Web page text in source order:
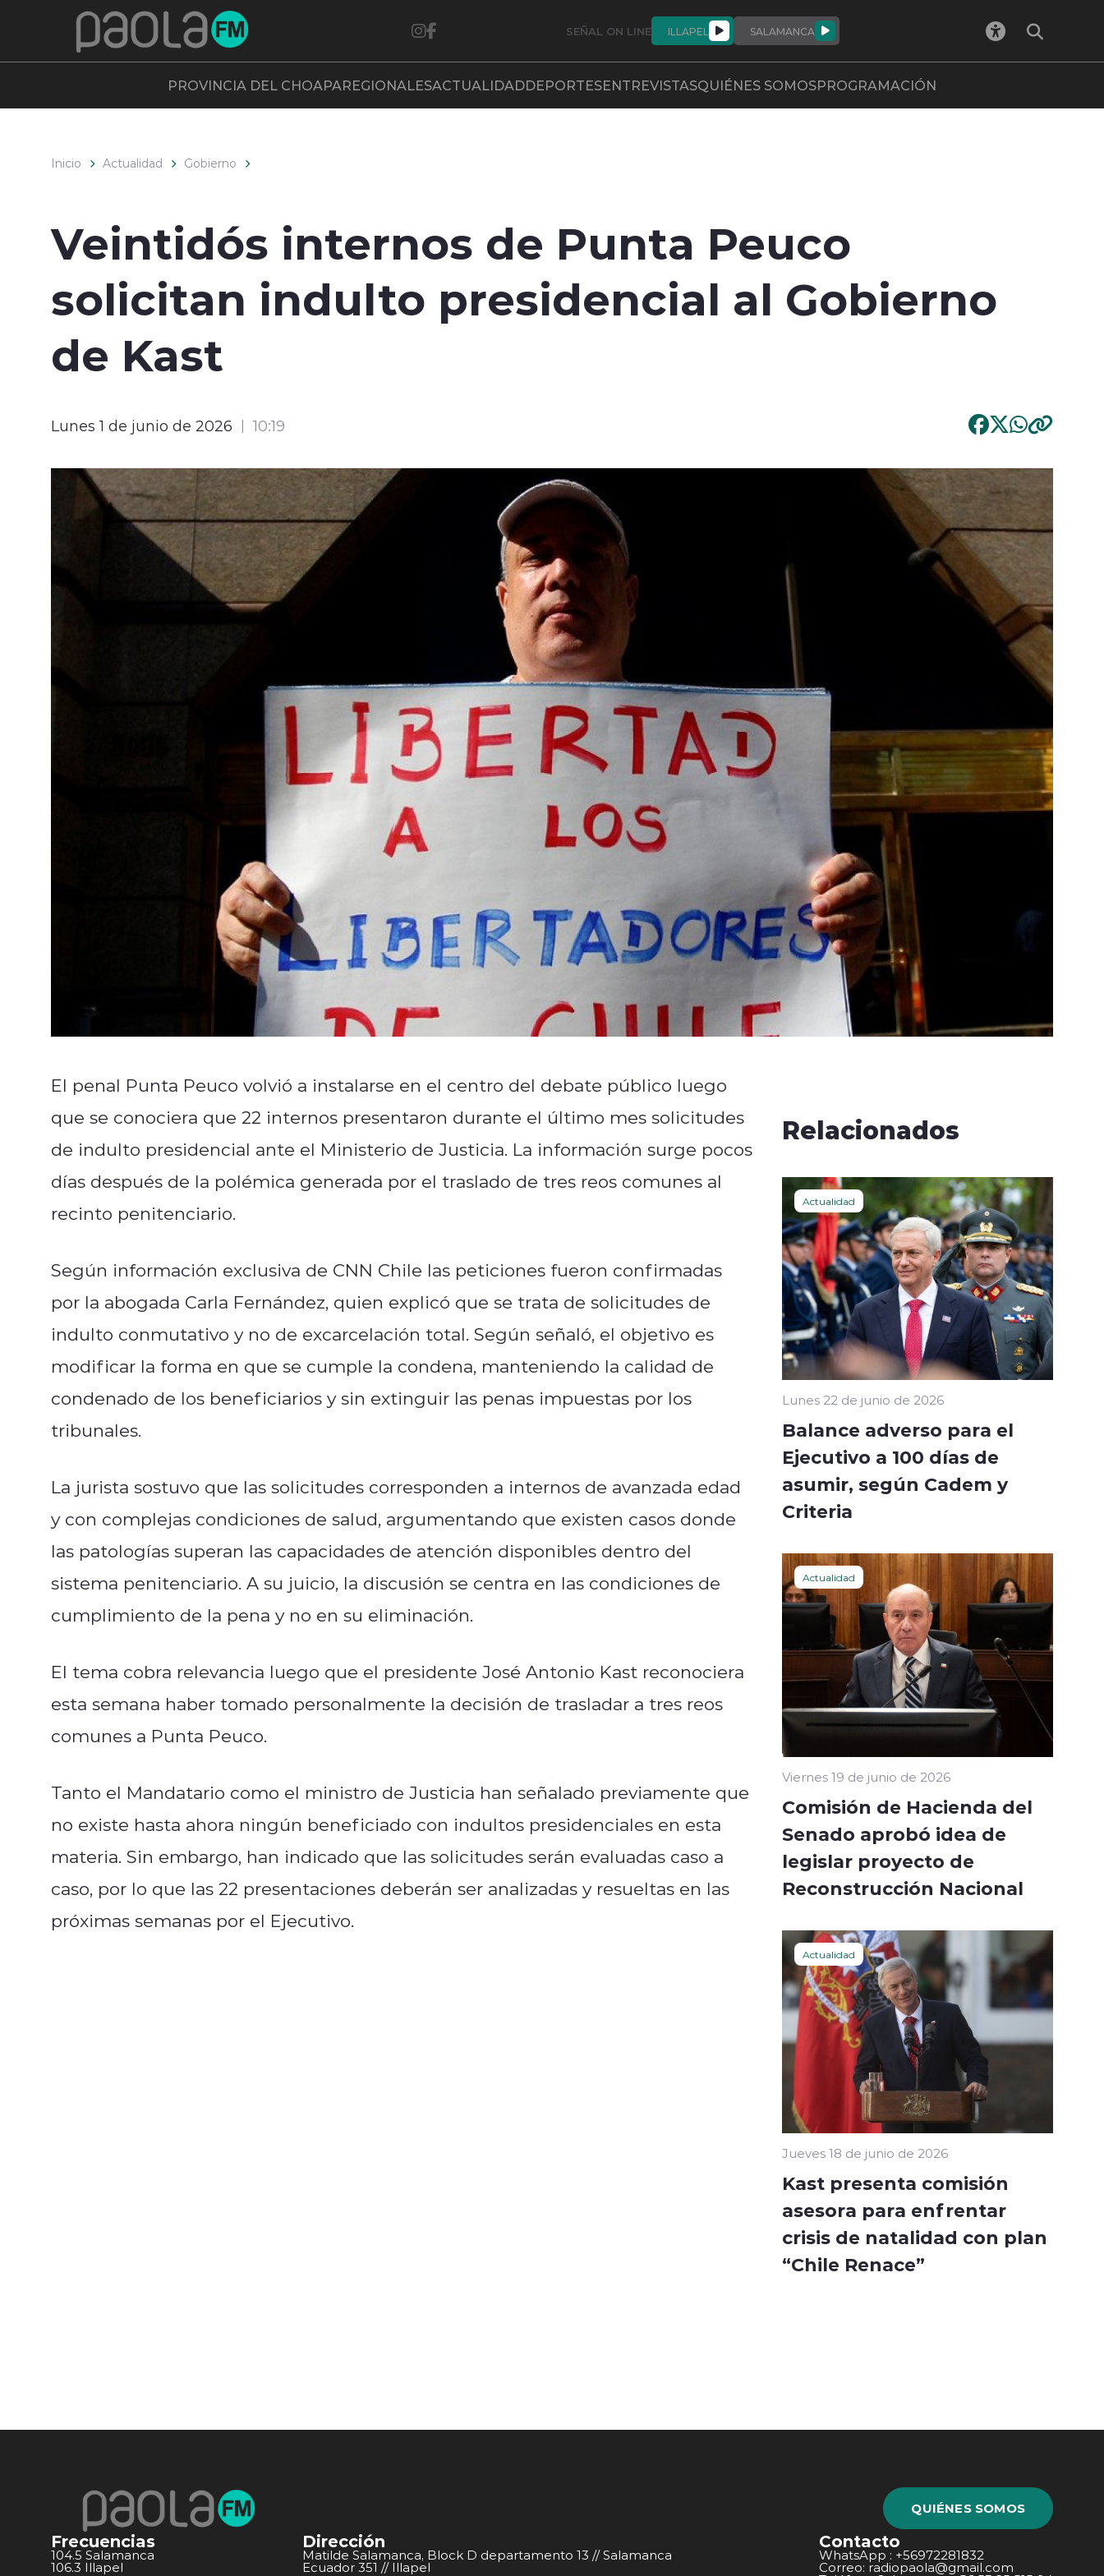
SEÑAL ON LINE ILLAPEL SALAMANCA
PROVINCIA DEL CHOAPAREGIONALESACTUALIDADDEPORTESENTREVISTASQUIÉNES SOMOSPROGRAMACIÓN
Inicio Actualidad Gobierno
Veintidós internos de Punta Peuco
solicitan indulto presidencial al Gobierno
de Kast
Lunes 1 de junio de 2026 10:19
El penal Punta Peuco volvió a instalarse en el centro del debate público luego
que se conociera que 22 internos presentaron durante el último mes solicitudes
de indulto presidencial ante el Ministerio de Justicia. La información surge pocos
días después de la polémica generada por el traslado de tres reos comunes al
recinto penitenciario.
Según información exclusiva de CNN Chile las peticiones fueron confirmadas
por la abogada Carla Fernández, quien explicó que se trata de solicitudes de
indulto conmutativo y no de excarcelación total. Según señaló, el objetivo es
modificar la forma en que se cumple la condena, manteniendo la calidad de
condenado de los beneficiarios y sin extinguir las penas impuestas por los
tribunales.
La jurista sostuvo que las solicitudes corresponden a internos de avanzada edad
y con complejas condiciones de salud, argumentando que existen casos donde
las patologías superan las capacidades de atención disponibles dentro del
sistema penitenciario. A su juicio, la discusión se centra en las condiciones de
cumplimiento de la pena y no en su eliminación.
El tema cobra relevancia luego que el presidente José Antonio Kast reconociera
esta semana haber tomado personalmente la decisión de trasladar a tres reos
comunes a Punta Peuco.
Tanto el Mandatario como el ministro de Justicia han señalado previamente que
no existe hasta ahora ningún beneficiado con indultos presidenciales en esta
materia. Sin embargo, han indicado que las solicitudes serán evaluadas caso a
caso, por lo que las 22 presentaciones deberán ser analizadas y resueltas en las
próximas semanas por el Ejecutivo.
Relacionados
Actualidad
Lunes 22 de junio de 2026
Balance adverso para el
Ejecutivo a 100 días de
asumir, según Cadem y
Criteria
Actualidad
Viernes 19 de junio de 2026
Comisión de Hacienda del
Senado aprobó idea de
legislar proyecto de
Reconstrucción Nacional
Actualidad
Jueves 18 de junio de 2026
Kast presenta comisión
asesora para enfrentar
crisis de natalidad con plan
“Chile Renace”
QUIÉNES SOMOS
Frecuencias
104.5 Salamanca
106.3 Illapel
Dirección
Matilde Salamanca, Block D departamento 13 // Salamanca
Ecuador 351 // Illapel
Contacto
WhatsApp : +56972281832
Correo: radiopaola@gmail.com